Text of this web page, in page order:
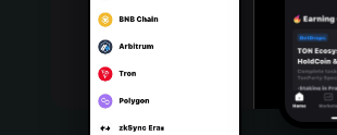
Português (Portugal)
Bahasa Indonesia